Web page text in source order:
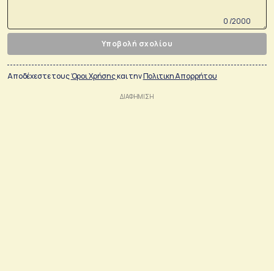
0 /2000
Υποβολή σχολίου
Αποδέχεστε τουςΌροι Χρήσηςκαι τηνΠολιτικη Απορρήτου